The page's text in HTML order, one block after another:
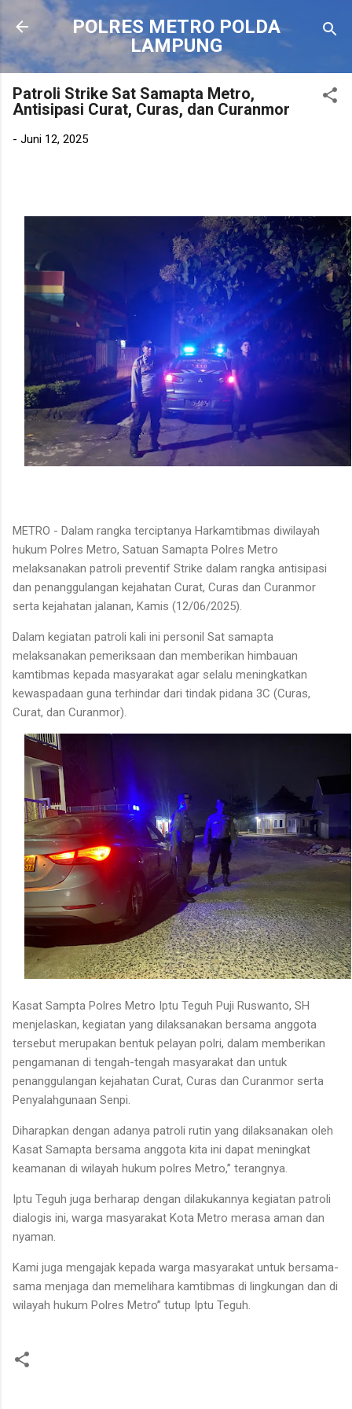
Langsung ke konten utama
POLRES METRO POLDA
LAMPUNG
Patroli Strike Sat Samapta Metro,
Antisipasi Curat, Curas, dan Curanmor
- Juni 12, 2025
METRO - Dalam rangka terciptanya Harkamtibmas diwilayah
hukum Polres Metro, Satuan Samapta Polres Metro
melaksanakan patroli preventif Strike dalam rangka antisipasi
dan penanggulangan kejahatan Curat, Curas dan Curanmor
serta kejahatan jalanan, Kamis (12/06/2025).
Dalam kegiatan patroli kali ini personil Sat samapta
melaksanakan pemeriksaan dan memberikan himbauan
kamtibmas kepada masyarakat agar selalu meningkatkan
kewaspadaan guna terhindar dari tindak pidana 3C (Curas,
Curat, dan Curanmor).
Kasat Sampta Polres Metro Iptu Teguh Puji Ruswanto, SH
menjelaskan, kegiatan yang dilaksanakan bersama anggota
tersebut merupakan bentuk pelayan polri, dalam memberikan
pengamanan di tengah-tengah masyarakat dan untuk
penanggulangan kejahatan Curat, Curas dan Curanmor serta
Penyalahgunaan Senpi.
Diharapkan dengan adanya patroli rutin yang dilaksanakan oleh
Kasat Samapta bersama anggota kita ini dapat meningkat
keamanan di wilayah hukum polres Metro,” terangnya.
Iptu Teguh juga berharap dengan dilakukannya kegiatan patroli
dialogis ini, warga masyarakat Kota Metro merasa aman dan
nyaman.
Kami juga mengajak kepada warga masyarakat untuk bersama-
sama menjaga dan memelihara kamtibmas di lingkungan dan di
wilayah hukum Polres Metro” tutup Iptu Teguh.